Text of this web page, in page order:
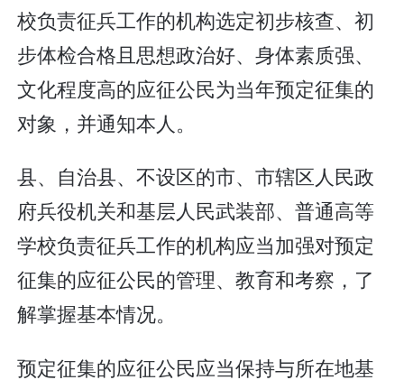
校负责征兵工作的机构选定初步核查、初
步体检合格且思想政治好、身体素质强、
文化程度高的应征公民为当年预定征集的
对象，并通知本人。
县、自治县、不设区的市、市辖区人民政
府兵役机关和基层人民武装部、普通高等
学校负责征兵工作的机构应当加强对预定
征集的应征公民的管理、教育和考察，了
解掌握基本情况。
预定征集的应征公民应当保持与所在地基